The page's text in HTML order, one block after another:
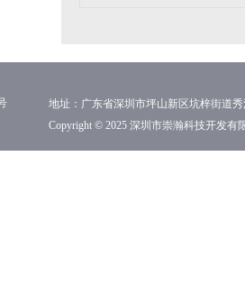
地址：广东省深圳市坪山新区坑梓街道
Copyright © 2025 深圳市崇瀚科技开发有